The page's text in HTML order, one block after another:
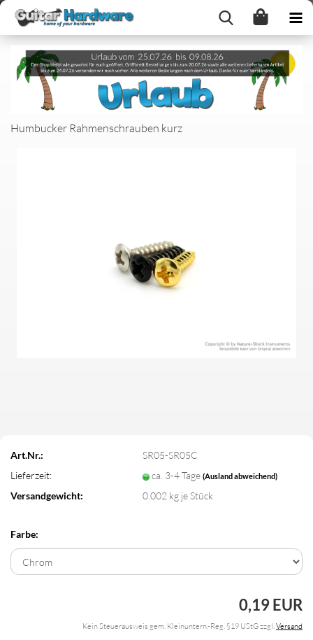
Humbucker Rahmenschrauben kurz
Art.Nr.:
SR05-SR05C
Lieferzeit:
ca. 3-4 Tage(Ausland abweichend)
Versandgewicht: 0.002 kg je Stück
Farbe:
0,19 EUR
Kein Steuerausweis gem. Kleinuntern.-Reg. §19 UStG zzgl. Versand